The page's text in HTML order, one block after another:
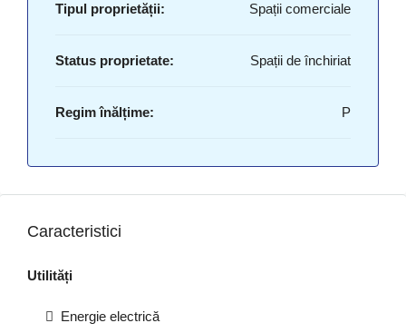
Tipul proprietății: Spații comerciale
Status proprietate: Spații de închiriat
Regim înălțime: P
Caracteristici
Utilități
Energie electrică